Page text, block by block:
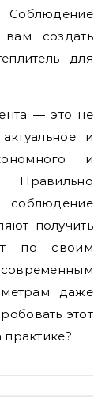
Соблюдение
создать
для
— это не
и
и
Правильно
получить
по своим
даже
этот